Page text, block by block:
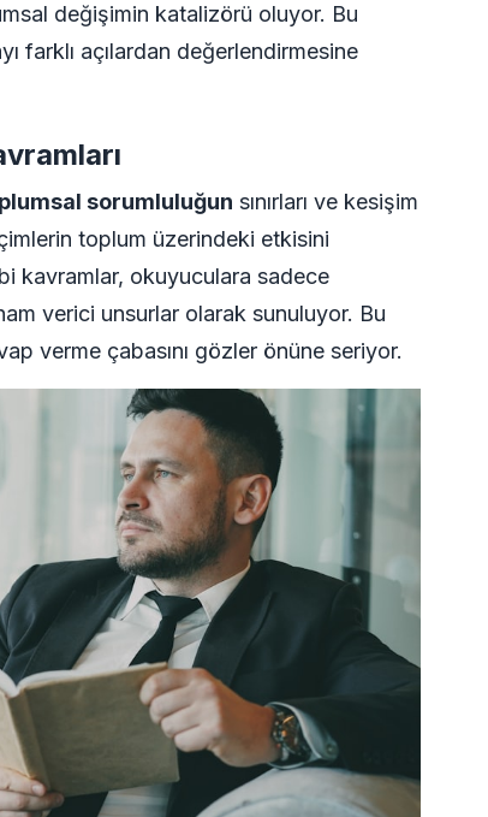
değişimin katalizörü oluyor. Bu
farklı açılardan değerlendirmesine
sorumluluğun sınırları ve kesişim
toplum üzerindeki etkisini
kavramlar, okuyuculara sadece
verici unsurlar olarak sunuluyor. Bu
verme çabasını gözler önüne seriyor.